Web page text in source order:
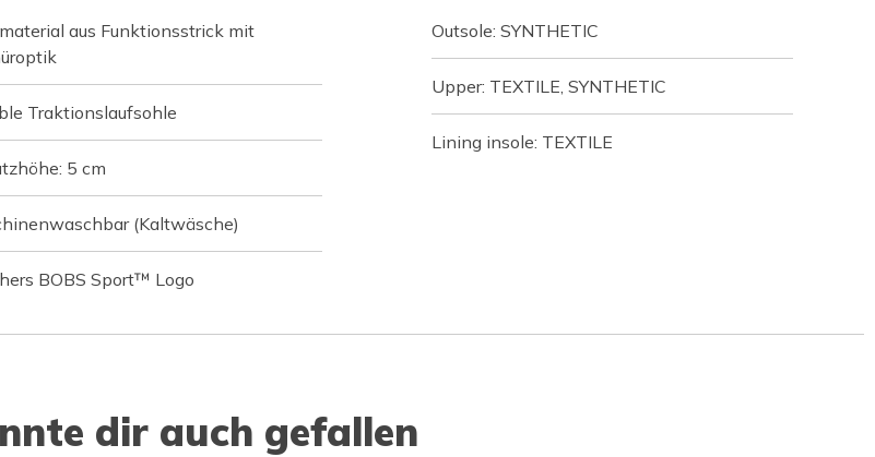
aus Funktionsstrick mit
Traktionslaufsohle
5 cm
(Kaltwäsche)
BOBS Sport™ Logo
Outsole: SYNTHETIC
Upper: TEXTILE, SYNTHETIC
Lining insole: TEXTILE
dir auch gefallen